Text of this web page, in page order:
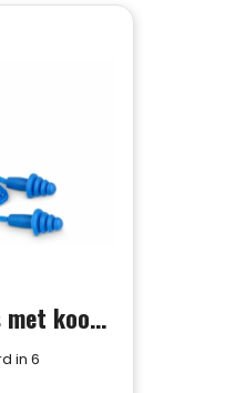
TPE-oordopjes met koord EN 352-2 32 dB
in 6